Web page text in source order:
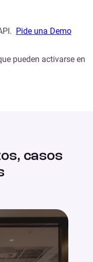
Pide una Demo
pueden activarse en
casos